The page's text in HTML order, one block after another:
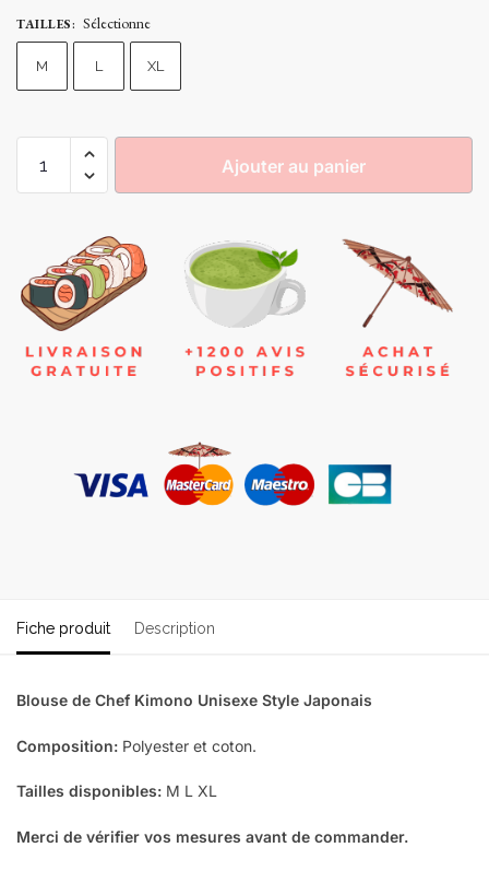
TAILLES: Sélectionne
M L XL
Ajouter au panier
Fiche produit Description
Blouse de Chef Kimono Unisexe Style Japonais
Composition: Polyester et coton.
Tailles disponibles: M L XL
Merci de vérifier vos mesures avant de commander.